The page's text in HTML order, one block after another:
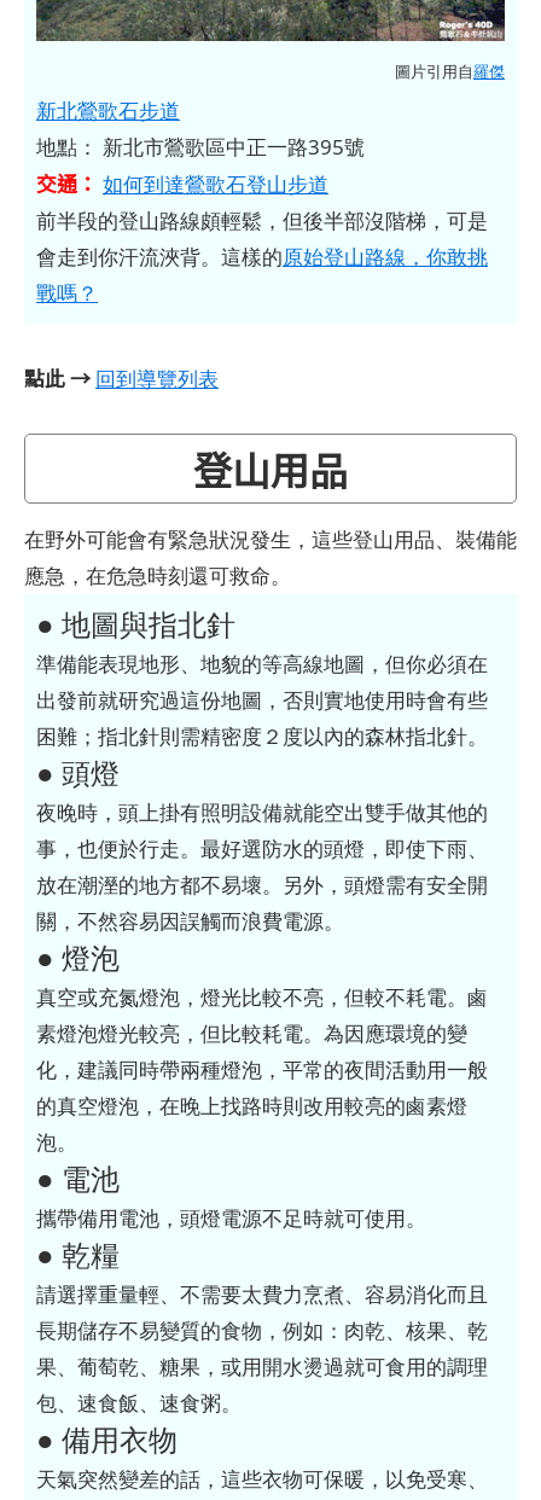
圖片引用自羅傑
新北鶯歌石步道
地點： 新北市鶯歌區中正一路395號
交通： 如何到達鶯歌石登山步道
前半段的登山路線頗輕鬆，但後半部沒階梯，可是
會走到你汗流浹背。這樣的原始登山路線，你敢挑
戰嗎？
點此 → 回到導覽列表
登山用品
在野外可能會有緊急狀況發生，這些登山用品、裝備能
應急，在危急時刻還可救命。
● 地圖與指北針
準備能表現地形、地貌的等高線地圖，但你必須在
出發前就研究過這份地圖，否則實地使用時會有些
困難；指北針則需精密度２度以內的森林指北針。
● 頭燈
夜晚時，頭上掛有照明設備就能空出雙手做其他的
事，也便於行走。最好選防水的頭燈，即使下雨、
放在潮溼的地方都不易壞。另外，頭燈需有安全開
關，不然容易因誤觸而浪費電源。
● 燈泡
真空或充氮燈泡，燈光比較不亮，但較不耗電。鹵
素燈泡燈光較亮，但比較耗電。為因應環境的變
化，建議同時帶兩種燈泡，平常的夜間活動用一般
的真空燈泡，在晚上找路時則改用較亮的鹵素燈
泡。
● 電池
攜帶備用電池，頭燈電源不足時就可使用。
● 乾糧
請選擇重量輕、不需要太費力烹煮、容易消化而且
長期儲存不易變質的食物，例如：肉乾、核果、乾
果、葡萄乾、糖果，或用開水燙過就可食用的調理
包、速食飯、速食粥。
● 備用衣物
天氣突然變差的話，這些衣物可保暖，以免受寒、